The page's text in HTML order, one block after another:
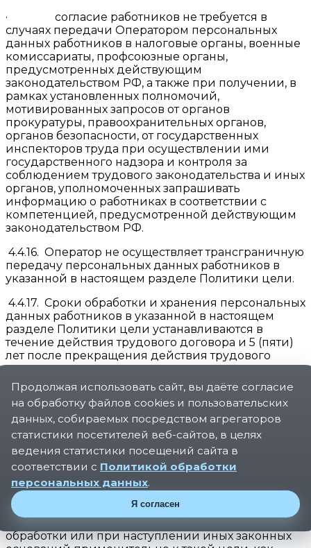
· согласие работников не требуется в
случаях передачи Оператором персональных
данных работников в налоговые органы, военные
комиссариаты, профсоюзные органы,
предусмотренных действующим
законодательством РФ, а также при получении, в
рамках установленных полномочий,
мотивированных запросов от органов
прокуратуры, правоохранительных органов,
органов безопасности, от государственных
инспекторов труда при осуществлении ими
государственного надзора и контроля за
соблюдением трудового законодательства и иных
органов, уполномоченных запрашивать
информацию о работниках в соответствии с
компетенцией, предусмотренной действующим
законодательством РФ.
4.4.16. Оператор не осуществляет трансграничную
передачу персональных данных работников в
указанной в настоящем разделе Политики цели.
4.4.17. Сроки обработки и хранения персональных
данных работников в указанной в настоящем
разделе Политики цели устанавливаются в
течение действия трудового договора и 5 (пяти)
лет после прекращения действия трудового
договора.
4.5.Обработка персональных данных в
целях подготовки, заключения и исполнения
договоров.
4.5.1. В соответствии с настоящим разделом
Политики Оператор определяет категории и
перечень обрабатываемых персональных данных,
категории субъектов, персональные данные
которых обрабатываются, способы, сроки их
обработки и хранения, порядок уничтожения
обработки или при наступлении иных законных
Продолжая использовать сайт, вы даёте согласие
на обработку файлов cookies и пользовательских
данных, собираемых посредством агрегаторов
статистики посетителей веб-сайтов, в целях
ведения статистики посещений сайта в
соответствии с Политикой обработки
персональных данных.
Я согласен